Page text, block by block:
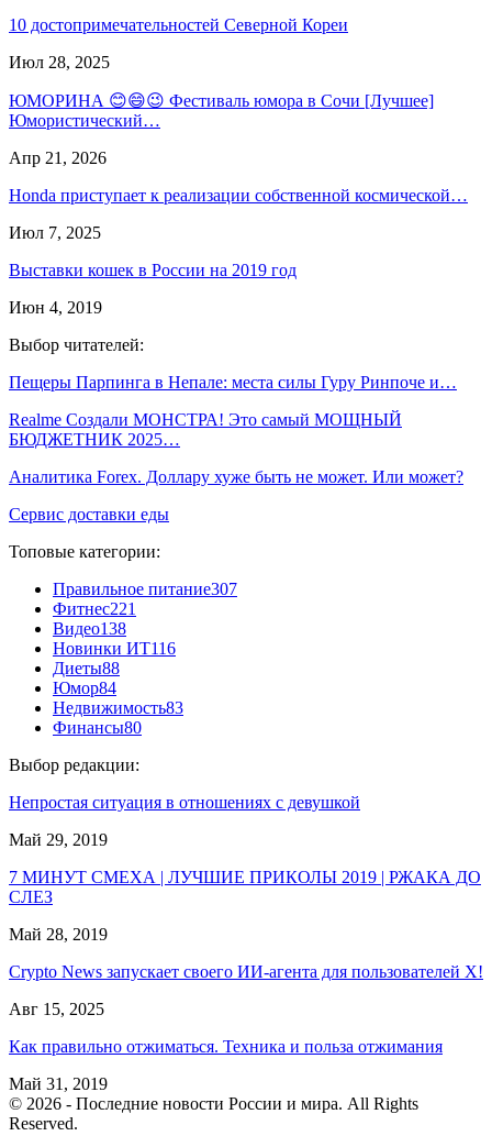
10 достопримечательностей Северной Кореи
Июл 28, 2025
ЮМОРИНА 😊😄😉 Фестиваль юмора в Сочи [Лучшее]
Юмористический…
Апр 21, 2026
Honda приступает к реализации собственной космической…
Июл 7, 2025
Выставки кошек в России на 2019 год
Июн 4, 2019
Выбор читателей:
Пещеры Парпинга в Непале: места силы Гуру Ринпоче и…
Realme Создали МОНСТРА! Это самый МОЩНЫЙ
БЮДЖЕТНИК 2025…
Аналитика Forex. Доллару хуже быть не может. Или может?
Сервис доставки еды
Топовые категории:
Правильное питание307
Фитнес221
Видео138
Новинки ИТ116
Диеты88
Юмор84
Недвижимость83
Финансы80
Выбор редакции:
Непростая ситуация в отношениях с девушкой
Май 29, 2019
7 МИНУТ СМЕХА | ЛУЧШИЕ ПРИКОЛЫ 2019 | РЖАКА ДО
СЛЕЗ
Май 28, 2019
Crypto News запускает своего ИИ-агента для пользователей X!
Авг 15, 2025
Как правильно отжиматься. Техника и польза отжимания
Май 31, 2019
© 2026 - Последние новости России и мира. All Rights
Reserved.